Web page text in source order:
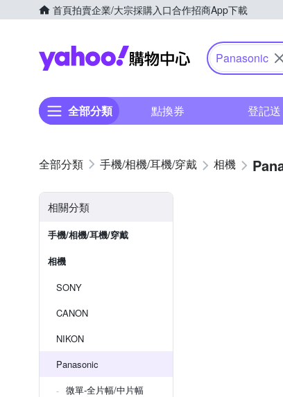
首頁拍賣企業/大宗採購入口合作招商App下載
Yahoo購物中心
Panasonic
全部分類 點換券 登記送
手機/相機/耳機/穿戴 相機
相關分類
手機/相機/耳機/穿戴
相機
SONY
CANON
NIKON
Panasonic
微單-全片幅/中片幅